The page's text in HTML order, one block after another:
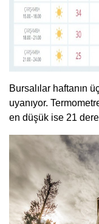
Bursalılar haftanın
uyanıyor.
en düşük ise 21